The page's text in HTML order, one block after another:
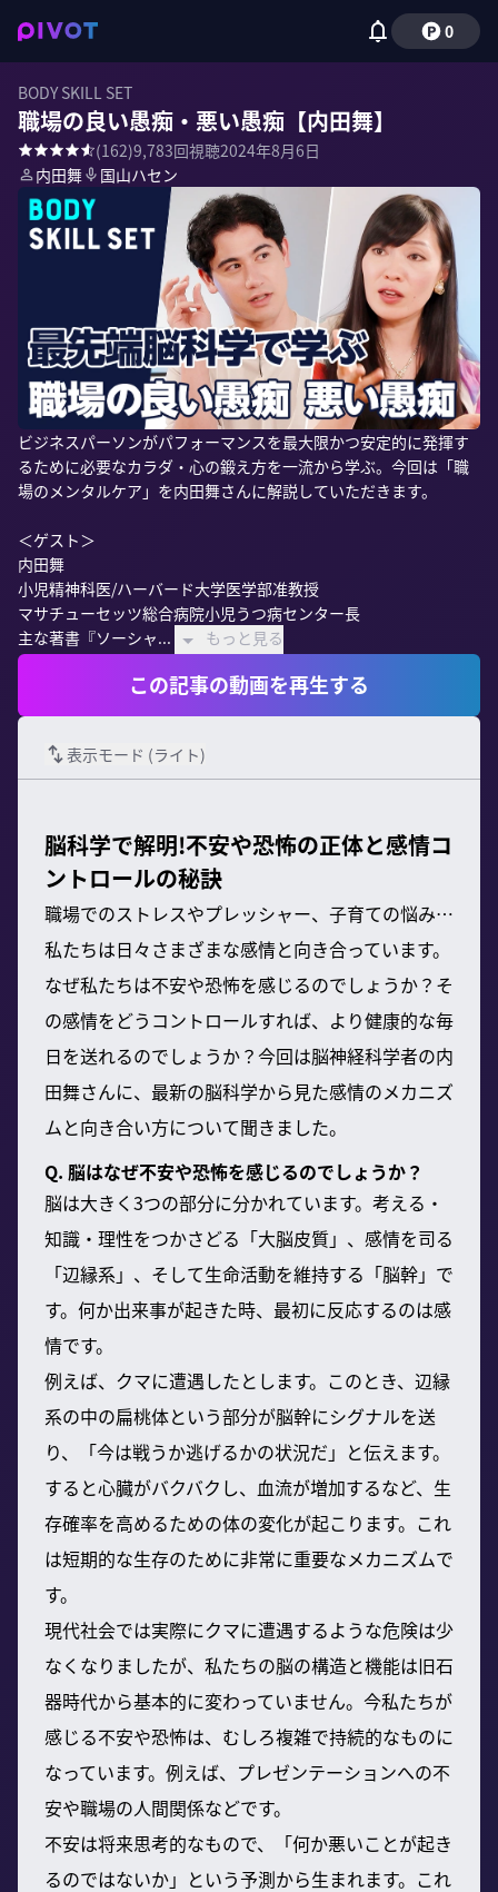
0
BODY SKILL SET
職場の良い愚痴・悪い愚痴【内田舞】
(162)9,783回視聴2024年8月6日
内田舞
国山ハセン
ビジネスパーソンがパフォーマンスを最大限かつ安定的に発揮す
るために必要なカラダ・心の鍛え方を一流から学ぶ。今回は「職
場のメンタルケア」を内田舞さんに解説していただきます。
＜ゲスト＞
内田舞
小児精神科医/ハーバード大学医学部准教授
マサチューセッツ総合病院小児うつ病センター長
主な著書『ソーシャ...
もっと見る
この記事の動画を再生する
表示モード (ライト)
脳科学で解明!不安や恐怖の正体と感情コ
ントロールの秘訣
職場でのストレスやプレッシャー、子育ての悩み…
私たちは日々さまざまな感情と向き合っています。
なぜ私たちは不安や恐怖を感じるのでしょうか？そ
の感情をどうコントロールすれば、より健康的な毎
日を送れるのでしょうか？今回は脳神経科学者の内
田舞さんに、最新の脳科学から見た感情のメカニズ
ムと向き合い方について聞きました。
Q. 脳はなぜ不安や恐怖を感じるのでしょうか？
脳は大きく3つの部分に分かれています。考える・
知識・理性をつかさどる「大脳皮質」、感情を司る
「辺縁系」、そして生命活動を維持する「脳幹」で
す。何か出来事が起きた時、最初に反応するのは感
情です。
例えば、クマに遭遇したとします。このとき、辺縁
系の中の扁桃体という部分が脳幹にシグナルを送
り、「今は戦うか逃げるかの状況だ」と伝えます。
すると心臓がバクバクし、血流が増加するなど、生
存確率を高めるための体の変化が起こります。これ
は短期的な生存のために非常に重要なメカニズムで
す。
現代社会では実際にクマに遭遇するような危険は少
なくなりましたが、私たちの脳の構造と機能は旧石
器時代から基本的に変わっていません。今私たちが
感じる不安や恐怖は、むしろ複雑で持続的なものに
なっています。例えば、プレゼンテーションへの不
安や職場の人間関係などです。
不安は将来思考的なもので、「何か悪いことが起き
るのではないか」という予測から生まれます。これ